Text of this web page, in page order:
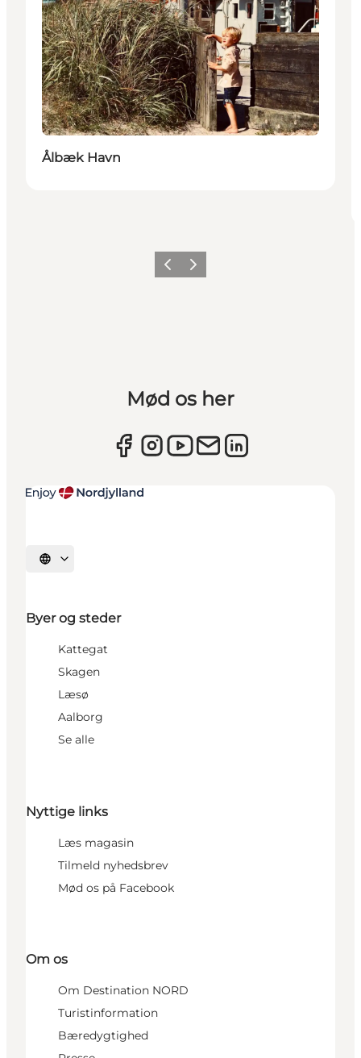
Ålbæk Havn
ForrigeNæste
Mød os her
Vælg sprog
Byer og steder
Kattegat
Skagen
Læsø
Aalborg
Se alle
Nyttige links
Læs magasin
Tilmeld nyhedsbrev
Mød os på Facebook
Om os
Om Destination NORD
Turistinformation
Bæredygtighed